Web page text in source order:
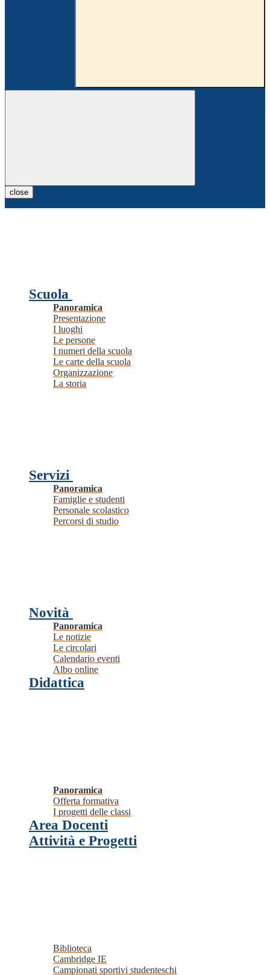
close
Scuola
Panoramica
Presentazione
I luoghi
Le persone
I numeri della scuola
Le carte della scuola
Organizzazione
La storia
Servizi
Panoramica
Famiglie e studenti
Personale scolastico
Percorsi di studio
Novità
Panoramica
Le notizie
Le circolari
Calendario eventi
Albo online
Didattica
Panoramica
Offerta formativa
I progetti delle classi
Area Docenti
Attività e Progetti
Biblioteca
Cambridge IE
Campionati sportivi studenteschi